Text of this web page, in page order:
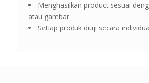
Menghasilkan product sesuai
atau gambar
Setiap produk diuji secara